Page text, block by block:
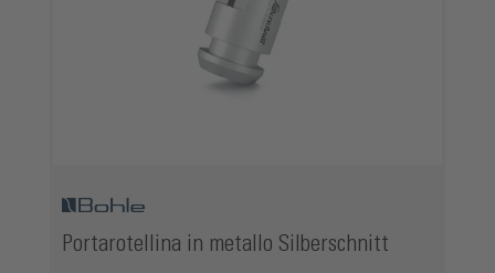
Portarotellina in metallo Silberschnitt